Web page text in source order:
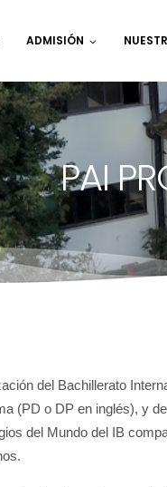
ADMISIÓN
PAI
del Bachillerato
(PD o DP en inglés), y
del Mundo del IB